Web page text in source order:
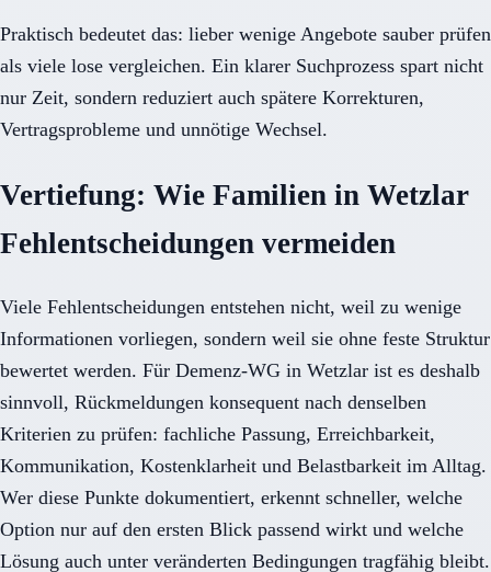
Praktisch bedeutet das: lieber wenige Angebote sauber prüfen
als viele lose vergleichen. Ein klarer Suchprozess spart nicht
nur Zeit, sondern reduziert auch spätere Korrekturen,
Vertragsprobleme und unnötige Wechsel.
Vertiefung: Wie Familien in Wetzlar
Fehlentscheidungen vermeiden
Viele Fehlentscheidungen entstehen nicht, weil zu wenige
Informationen vorliegen, sondern weil sie ohne feste Struktur
bewertet werden. Für Demenz-WG in Wetzlar ist es deshalb
sinnvoll, Rückmeldungen konsequent nach denselben
Kriterien zu prüfen: fachliche Passung, Erreichbarkeit,
Kommunikation, Kostenklarheit und Belastbarkeit im Alltag.
Wer diese Punkte dokumentiert, erkennt schneller, welche
Option nur auf den ersten Blick passend wirkt und welche
Lösung auch unter veränderten Bedingungen tragfähig bleibt.